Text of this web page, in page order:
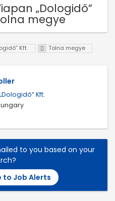
„Dologidő”
megye
Kft.
Tolna megye
Kft.
to you based on your
to Job Alerts